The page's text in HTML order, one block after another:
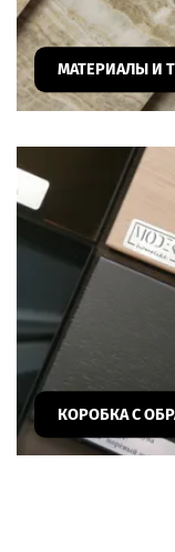
МАТЕРИАЛЫ И
КОРОБКА С